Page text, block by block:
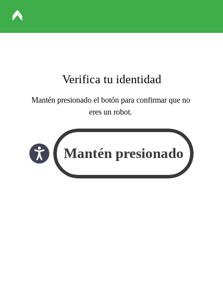
Verifica tu identidad
Mantén presionado el botón para confirmar que no
eres un robot.